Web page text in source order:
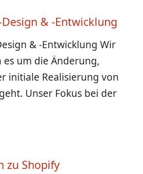
& -Entwicklung
& -Entwicklung Wir
es um die Änderung,
initiale Realisierung von
Unser Fokus bei der
zu Shopify